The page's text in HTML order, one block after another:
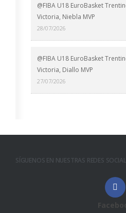
@FIBA U18 EuroBasket
Victoria, Niebla MVP
28/07/2026
@FIBA U18 EuroBasket
Victoria, Diallo MVP
27/07/2026
SÍGUENOS EN NUESTRAS REDES